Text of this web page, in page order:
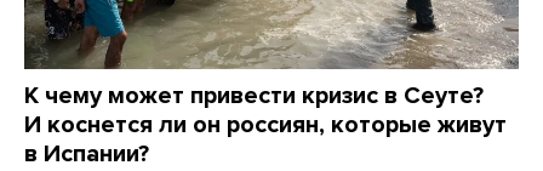
К чему может привести кризис в Сеуте?
И коснется ли он россиян, которые живут
в Испании?